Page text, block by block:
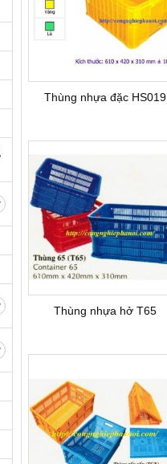
Thùng nhựa đặc HS019
Thùng nhựa hở T65